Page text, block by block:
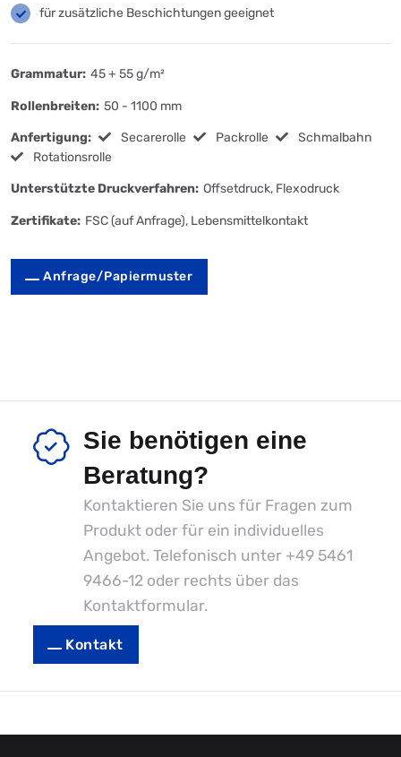
für zusätzliche Beschichtungen geeignet
Grammatur: 45 + 55 g/m²
Rollenbreiten: 50 - 1100 mm
Anfertigung: Secarerolle Packrolle
Schmalbahn
Rotationsrolle
Unterstützte Druckverfahren: Offsetdruck, Flexodruck
Zertifikate: FSC (auf Anfrage), Lebensmittelkontakt
Anfrage/Papiermuster
Sie benötigen eine
Beratung?
Kontaktieren Sie uns für Fragen zum
Produkt oder für ein individuelles
Angebot. Telefonisch unter +49 5461
9466-12 oder rechts über das
Kontaktformular.
Kontakt